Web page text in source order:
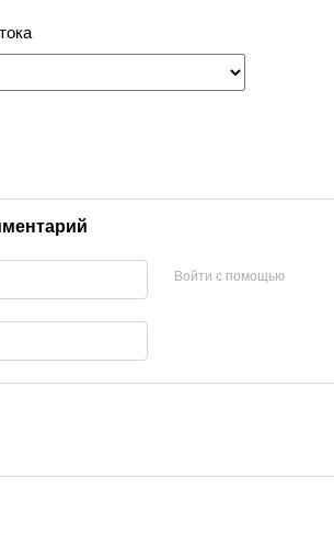
Войти с помощью